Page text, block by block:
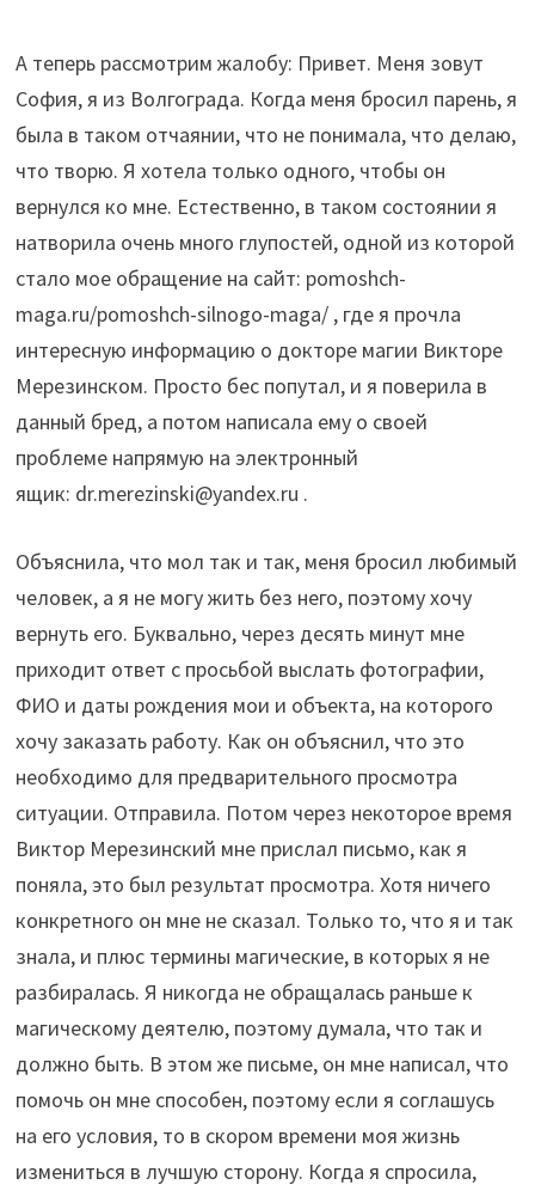
А теперь рассмотрим жалобу: Привет. Меня зовут
София, я из Волгограда. Когда меня бросил парень, я
была в таком отчаянии, что не понимала, что делаю,
что творю. Я хотела только одного, чтобы он
вернулся ко мне. Естественно, в таком состоянии я
натворила очень много глупостей, одной из которой
стало мое обращение на сайт: pomoshch-
maga.ru/pomoshch-silnogo-maga/ , где я прочла
интересную информацию о докторе магии Викторе
Мерезинском. Просто бес попутал, и я поверила в
данный бред, а потом написала ему о своей
проблеме напрямую на электронный
ящик: dr.merezinski@yandex.ru .
Объяснила, что мол так и так, меня бросил любимый
человек, а я не могу жить без него, поэтому хочу
вернуть его. Буквально, через десять минут мне
приходит ответ с просьбой выслать фотографии,
ФИО и даты рождения мои и объекта, на которого
хочу заказать работу. Как он объяснил, что это
необходимо для предварительного просмотра
ситуации. Отправила. Потом через некоторое время
Виктор Мерезинский мне прислал письмо, как я
поняла, это был результат просмотра. Хотя ничего
конкретного он мне не сказал. Только то, что я и так
знала, и плюс термины магические, в которых я не
разбиралась. Я никогда не обращалась раньше к
магическому деятелю, поэтому думала, что так и
должно быть. В этом же письме, он мне написал, что
помочь он мне способен, поэтому если я соглашусь
на его условия, то в скором времени моя жизнь
измениться в лучшую сторону. Когда я спросила,